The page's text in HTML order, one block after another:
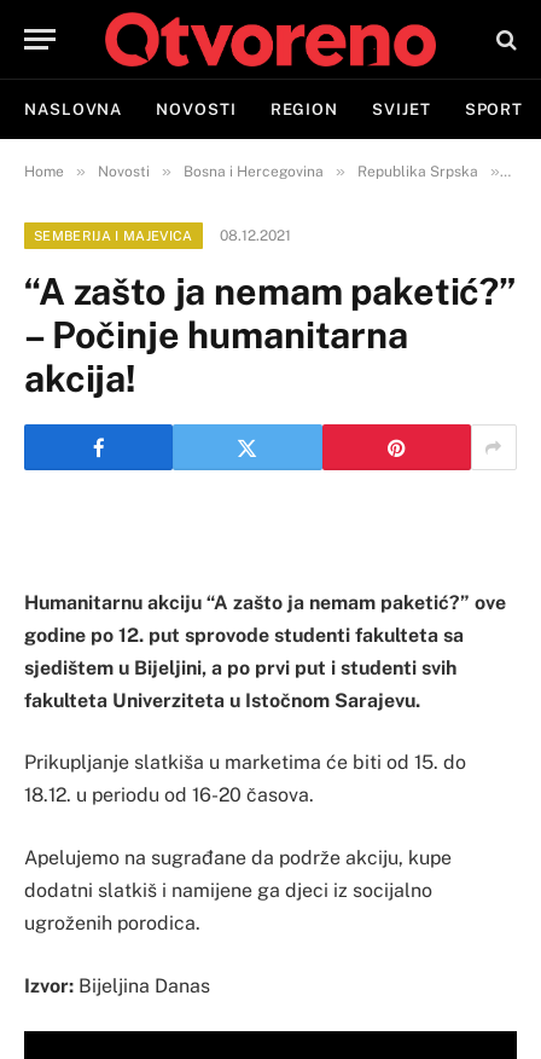
NASLOVNA NOVOSTI REGION SVIJET SPORT
Home » Novosti » Bosna i Hercegovina » Republika Srpska »
SEMBERIJA I MAJEVICA 08.12.2021
“A zašto ja nemam paketić?”
– Počinje humanitarna
akcija!
Humanitarnu akciju “A zašto ja nemam paketić?” ove
godine po 12. put sprovode studenti fakulteta sa
sjedištem u Bijeljini, a po prvi put i studenti svih
fakulteta Univerziteta u Istočnom Sarajevu.
Prikupljanje slatkiša u marketima će biti od 15. do
18.12. u periodu od 16-20 časova.
Apelujemo na sugrađane da podrže akciju, kupe
dodatni slatkiš i namijene ga djeci iz socijalno
ugroženih porodica.
Izvor: Bijeljina Danas